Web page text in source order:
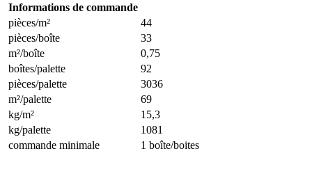
Informations de commande
pièces/m²
44
pièces/boîte
33
m²/boîte
0,75
boîtes/palette
92
pièces/palette
3036
m²/palette
69
kg/m²
15,3
kg/palette
1081
commande minimale
1 boîte/boites